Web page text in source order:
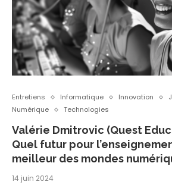
Entretiens Informatique Innovation
Numérique
Technologies
Valérie Dmitrovic (Quest
Quel futur pour
meilleur des mondes
14 juin 2024